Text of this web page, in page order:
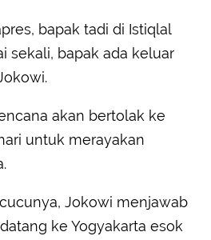
bapak tadi di Istiqlal
sekali, bapak ada keluar
akan bertolak ke
untuk merayakan
Jokowi menjawab
ke Yogyakarta esok